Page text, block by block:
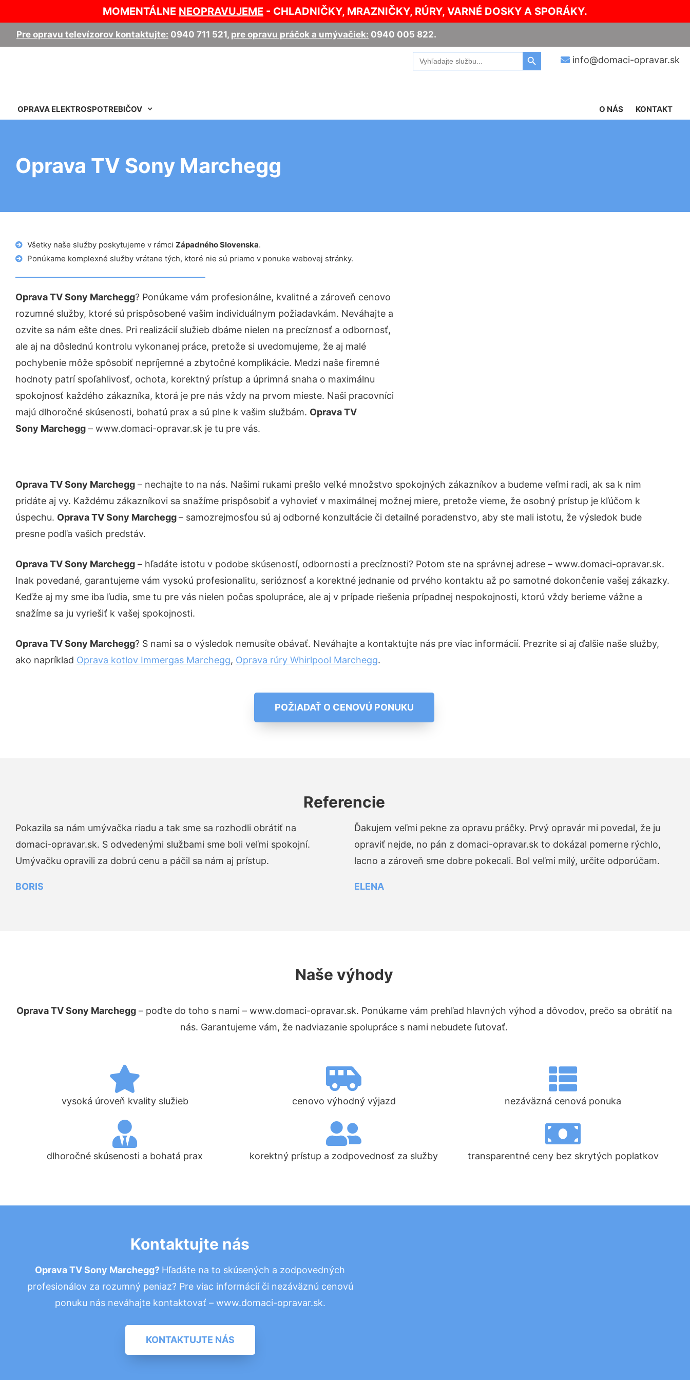
MOMENTÁLNE NEOPRAVUJEME - CHLADNIČKY, MRAZNIČKY, RÚRY, VARNÉ DOSKY A SPORÁKY.
Pre opravu televízorov kontaktujte: 0940 711 521, pre opravu práčok a umývačiek: 0940 005 822.
info@domaci-opravar.sk
Search
for:
Search Button
OPRAVA ELEKTROSPOTREBIČOV KONTAKT
O NÁS
Oprava TV Sony Marchegg
Všetky naše služby poskytujeme v rámci Západného Slovenska.
Ponúkame komplexné služby vrátane tých, ktoré nie sú priamo v ponuke webovej stránky.
Oprava TV Sony Marchegg? Ponúkame vám profesionálne, kvalitné a zároveň cenovo
rozumné služby, ktoré sú prispôsobené vašim individuálnym požiadavkám. Neváhajte a
ozvite sa nám ešte dnes. Pri realizácií služieb dbáme nielen na precíznosť a odbornosť,
ale aj na dôslednú kontrolu vykonanej práce, pretože si uvedomujeme, že aj malé
pochybenie môže spôsobiť nepríjemné a zbytočné komplikácie. Medzi naše firemné
hodnoty patrí spoľahlivosť, ochota, korektný prístup a úprimná snaha o maximálnu
spokojnosť každého zákazníka, ktorá je pre nás vždy na prvom mieste. Naši pracovníci
majú dlhoročné skúsenosti, bohatú prax a sú plne k vašim službám. Oprava TV
Sony Marchegg – www.domaci-opravar.sk je tu pre vás.
Oprava TV Sony Marchegg – nechajte to na nás. Našimi rukami prešlo veľké množstvo spokojných zákazníkov a budeme veľmi radi, ak sa k nim
pridáte aj vy. Každému zákazníkovi sa snažíme prispôsobiť a vyhovieť v maximálnej možnej miere, pretože vieme, že osobný prístup je kľúčom k
úspechu. Oprava TV Sony Marchegg– samozrejmosťou sú aj odborné konzultácie či detailné poradenstvo, aby ste mali istotu, že výsledok bude
presne podľa vašich predstáv.
Oprava TV Sony Marchegg – hľadáte istotu v podobe skúseností, odbornosti a precíznosti? Potom ste na správnej adrese – www.domaci-opravar.sk.
Inak povedané, garantujeme vám vysokú profesionalitu, serióznosť a korektné jednanie od prvého kontaktu až po samotné dokončenie vašej zákazky.
Keďže aj my sme iba ľudia, sme tu pre vás nielen počas spolupráce, ale aj v prípade riešenia prípadnej nespokojnosti, ktorú vždy berieme vážne a
snažíme sa ju vyriešiť k vašej spokojnosti.
Oprava TV Sony Marchegg? S nami sa o výsledok nemusíte obávať. Neváhajte a kontaktujte nás pre viac informácií. Prezrite si aj ďalšie naše služby,
ako napríklad Oprava kotlov Immergas Marchegg, Oprava rúry Whirlpool Marchegg.
POŽIADAŤ O CENOVÚ PONUKU
Referencie
Pokazila sa nám umývačka riadu a tak sme sa rozhodli obrátiť na
domaci-opravar.sk. S odvedenými službami sme boli veľmi spokojní.
Umývačku opravili za dobrú cenu a páčil sa nám aj prístup.
BORIS
Ďakujem veľmi pekne za opravu práčky. Prvý opravár mi povedal, že ju
opraviť nejde, no pán z domaci-opravar.sk to dokázal pomerne rýchlo,
lacno a zároveň sme dobre pokecali. Bol veľmi milý, určite odporúčam.
ELENA
Naše výhody
Oprava TV Sony Marchegg– poďte do toho s nami – www.domaci-opravar.sk. Ponúkame vám prehľad hlavných výhod a dôvodov, prečo sa obrátiť na
nás. Garantujeme vám, že nadviazanie spolupráce s nami nebudete ľutovať.
vysoká úroveň kvality služieb cenovo výhodný výjazd nezáväzná cenová ponuka
dlhoročné skúsenosti a bohatá prax korektný prístup a zodpovednosť za služby transparentné ceny bez skrytých poplatkov
Kontaktujte nás
Oprava TV Sony Marchegg? Hľadáte na to skúsených a zodpovedných
profesionálov za rozumný peniaz? Pre viac informácií či nezáväznú cenovú
ponuku nás neváhajte kontaktovať – www.domaci-opravar.sk.
KONTAKTUJTE NÁS